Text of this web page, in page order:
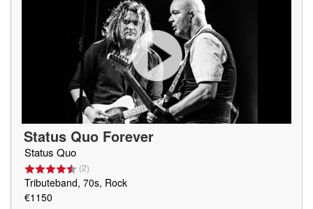
Status Quo Forever
Status Quo
(2)
Tributeband, 70s, Rock
€1150